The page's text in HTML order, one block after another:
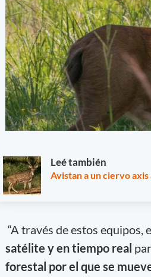
Leé también
Avistan a un ciervo axis
“A través de estos equipos,
satélite y en tiempo real
forestal por el que se